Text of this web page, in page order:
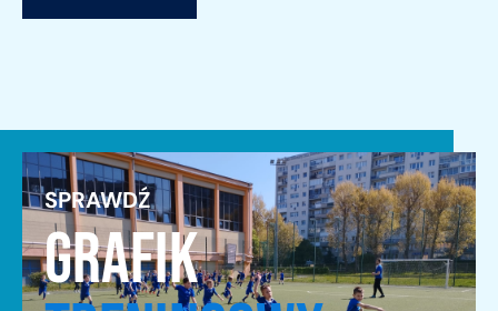
SPRAWDŹ
GRAFIK